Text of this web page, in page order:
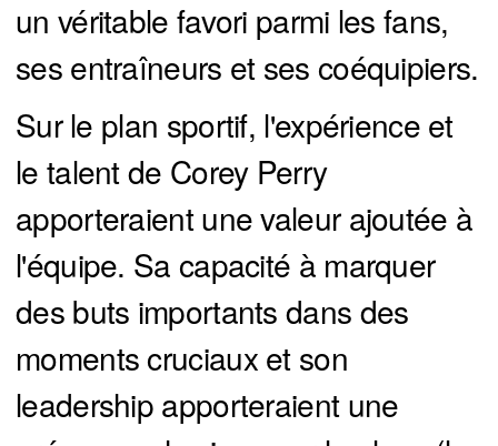
un véritable favori parmi les fans,
ses entraîneurs et ses coéquipiers.
Sur le plan sportif, l'expérience et
le talent de Corey Perry
apporteraient une valeur ajoutée à
l'équipe. Sa capacité à marquer
des buts importants dans des
moments cruciaux et son
leadership apporteraient une